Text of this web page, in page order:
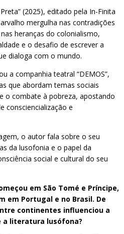
(2025), editado pela In-Finita
mergulha nas contradições
heranças do colonialismo,
e o desafio de escrever a
dialoga com o mundo.
a companhia teatral “DEMOS”,
que abordam temas sociais
o combate à pobreza, apostando
consciencialização e
o autor fala sobre o seu
da lusofonia e o papel da
social e cultural do seu
em São Tomé e Príncipe,
em Portugal e no Brasil. De
continentes influenciou a
a literatura lusófona?